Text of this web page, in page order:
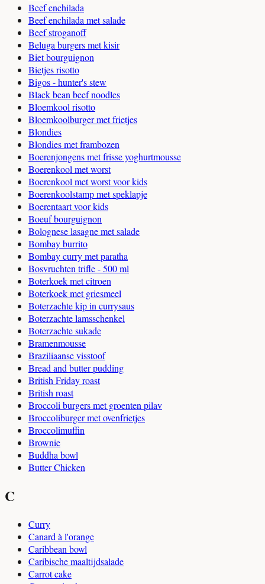
Beef enchilada
Beef enchilada met salade
Beef stroganoff
Beluga burgers met kisir
Biet bourguignon
Bietjes risotto
Bigos - hunter's stew
Black bean beef noodles
Bloemkool risotto
Bloemkoolburger met frietjes
Blondies
Blondies met frambozen
Boerenjongens met frisse yoghurtmousse
Boerenkool met worst
Boerenkool met worst voor kids
Boerenkoolstamp met speklapje
Boerentaart voor kids
Boeuf bourguignon
Bolognese lasagne met salade
Bombay burrito
Bombay curry met paratha
Bosvruchten trifle - 500 ml
Boterkoek met citroen
Boterkoek met griesmeel
Boterzachte kip in currysaus
Boterzachte lamsschenkel
Boterzachte sukade
Bramenmousse
Braziliaanse visstoof
Bread and butter pudding
British Friday roast
British roast
Broccoli burgers met groenten pilav
Broccoliburger met ovenfrietjes
Broccolimuffin
Brownie
Buddha bowl
Butter Chicken
C
Curry
Canard à l'orange
Caribbean bowl
Caribische maaltijdsalade
Carrot cake